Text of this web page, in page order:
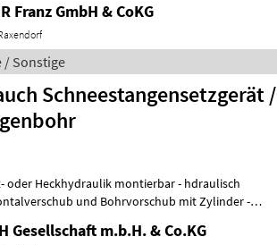
Franz GmbH & CoKG
/ Sonstige
Schneestangensetzgerät /
und Bohrvorschub mit Zylinder -
Gesellschaft m.b.H. & Co.KG